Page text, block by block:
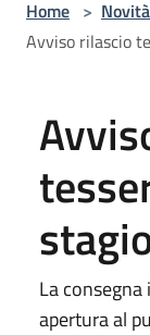
Home > Novità
Avviso rilascio
La
apertura al